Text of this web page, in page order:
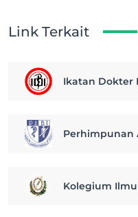
Link Terkait
Ikatan Dokter
Perhimpunan
Kolegium